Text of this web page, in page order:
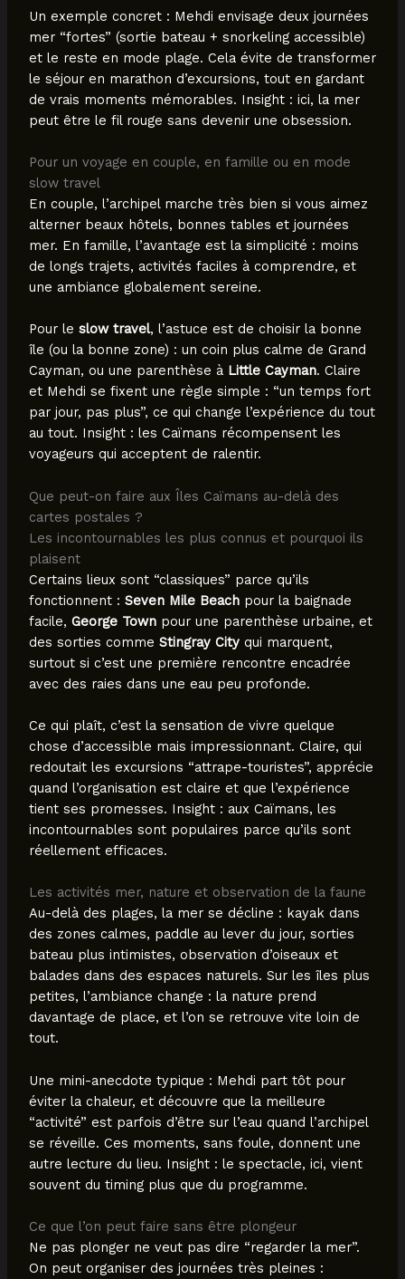
Un exemple concret : Mehdi envisage deux journées
mer “fortes” (sortie bateau + snorkeling accessible)
et le reste en mode plage. Cela évite de transformer
le séjour en marathon d’excursions, tout en gardant
de vrais moments mémorables. Insight : ici, la mer
peut être le fil rouge sans devenir une obsession.
Pour un voyage en couple, en famille ou en mode
slow travel
En couple, l’archipel marche très bien si vous aimez
alterner beaux hôtels, bonnes tables et journées
mer. En famille, l’avantage est la simplicité : moins
de longs trajets, activités faciles à comprendre, et
une ambiance globalement sereine.
Pour le slow travel, l’astuce est de choisir la bonne
île (ou la bonne zone) : un coin plus calme de Grand
Cayman, ou une parenthèse à Little Cayman. Claire
et Mehdi se fixent une règle simple : “un temps fort
par jour, pas plus”, ce qui change l’expérience du tout
au tout. Insight : les Caïmans récompensent les
voyageurs qui acceptent de ralentir.
Que peut-on faire aux Îles Caïmans au-delà des
cartes postales ?
Les incontournables les plus connus et pourquoi ils
plaisent
Certains lieux sont “classiques” parce qu’ils
fonctionnent : Seven Mile Beachpour la baignade
facile, George Townpour une parenthèse urbaine, et
des sorties comme Stingray Cityqui marquent,
surtout si c’est une première rencontre encadrée
avec des raies dans une eau peu profonde.
Ce qui plaît, c’est la sensation de vivre quelque
chose d’accessible mais impressionnant. Claire, qui
redoutait les excursions “attrape-touristes”, apprécie
quand l’organisation est claire et que l’expérience
tient ses promesses. Insight : aux Caïmans, les
incontournables sont populaires parce qu’ils sont
réellement efficaces.
Les activités mer, nature et observation de la faune
Au-delà des plages, la mer se décline : kayak dans
des zones calmes, paddle au lever du jour, sorties
bateau plus intimistes, observation d’oiseaux et
balades dans des espaces naturels. Sur les îles plus
petites, l’ambiance change : la nature prend
davantage de place, et l’on se retrouve vite loin de
tout.
Une mini-anecdote typique : Mehdi part tôt pour
éviter la chaleur, et découvre que la meilleure
“activité” est parfois d’être sur l’eau quand l’archipel
se réveille. Ces moments, sans foule, donnent une
autre lecture du lieu. Insight : le spectacle, ici, vient
souvent du timing plus que du programme.
Ce que l’on peut faire sans être plongeur
Ne pas plonger ne veut pas dire “regarder la mer”.
On peut organiser des journées très pleines :